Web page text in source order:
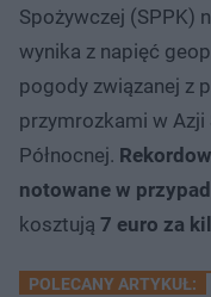
Spożywczej (SPPK)
wynika z napięć
pogody związanej z
przymrozkami w
Północnej.
notowane w
kosztują 7 euro za
POLECANY ARTYKUŁ: